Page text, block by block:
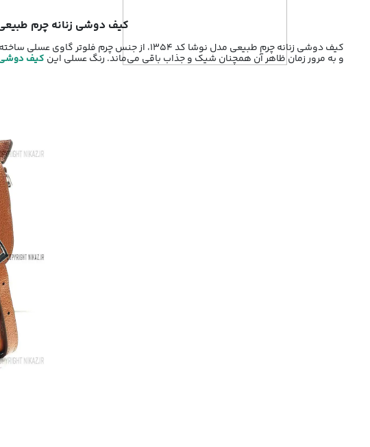
کیف دوشی زنانه چرم طبیعی مدل نوشا کد 1354 | کیف
کیف دوشی زنانه چرم طبیعی مدل نوشا کد
و به مرور زمان ظاهر آن همچنان شیک و جذاب باقی می‌ماند. رنگ عسلی این کیف دوشی